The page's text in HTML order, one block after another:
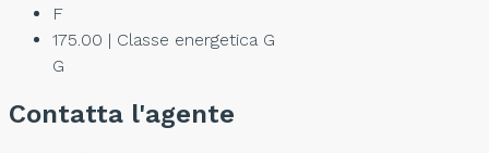
F
175.00 | Classe energetica G
G
Contatta l'agente